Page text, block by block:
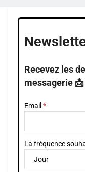
Recevez les
messagerie 📩
Email
La fréquence